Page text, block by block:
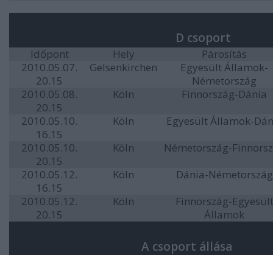
D csoport
Időpont Hely
Párosítás
2010.05.07.
20.15
Gelsenkirchen
Egyesült Államok-
Németország
2010.05.08.
20.15
Köln
Finnország-Dánia
2010.05.10.
16.15
Köln
Egyesült Államok-
2010.05.10.
20.15
Köln
Németország-
2010.05.12.
16.15
Köln
Dánia-Németország
2010.05.12.
20.15
Köln
Finnország-Egyesült
Államok
A csoport állása